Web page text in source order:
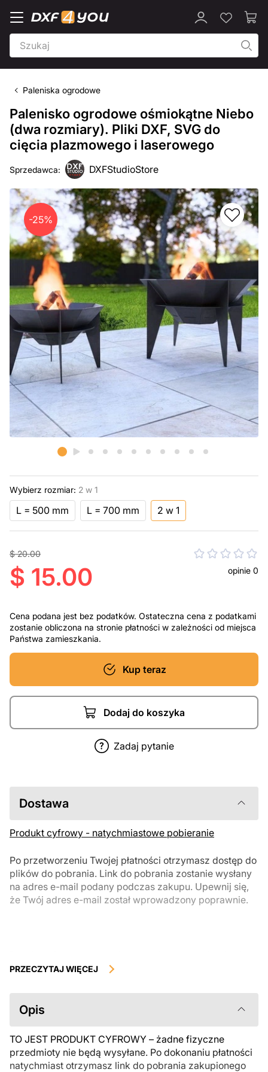
Paleniska ogrodowe
Palenisko ogrodowe ośmiokątne Niebo
(dwa rozmiary). Pliki DXF, SVG do
cięcia plazmowego i laserowego
Sprzedawca: DXFStudioStore
-25%
Wybierz rozmiar: 2 w 1
L = 500 mm L = 700 mm 2 w 1
$ 20.00
$ 15.00 opinie 0
Cena podana jest bez podatków. Ostateczna cena z podatkami
zostanie obliczona na stronie płatności w zależności od miejsca
Państwa zamieszkania.
Kup teraz
Dodaj do koszyka
Zadaj pytanie
Dostawa
Produkt cyfrowy - natychmiastowe pobieranie
Po przetworzeniu Twojej płatności otrzymasz dostęp do
plików do pobrania. Link do pobrania zostanie wysłany
na adres e-mail podany podczas zakupu. Upewnij się,
że Twój adres e-mail został wprowadzony poprawnie.
podlegają zwrotowi ani wymianie po ich pobraniu. Zalecamy
przed zakupem. Jeśli masz jakiekolwiek problemy z zamówieniem,
skontaktuj się bezpośrednio ze sprzedawcą.
PRZECZYTAJ WIĘCEJ
Opis
TO JEST PRODUKT CYFROWY – żadne fizyczne
przedmioty nie będą wysyłane. Po dokonaniu płatności
natychmiast otrzymasz link do pobrania zakupionego